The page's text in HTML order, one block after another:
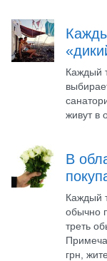
Каждый
живут в
В
Каждый
обычно
треть
грн,